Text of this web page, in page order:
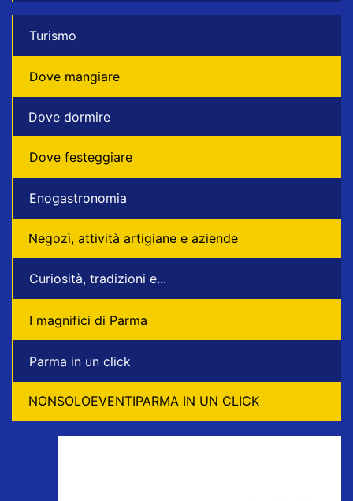
Turismo
Dove mangiare
Dove dormire
Dove festeggiare
Enogastronomia
Negozì, attività artigiane e aziende
Curiosità, tradizioni e...
I magnifici di Parma
Parma in un click
NONSOLOEVENTIPARMA IN UN CLICK